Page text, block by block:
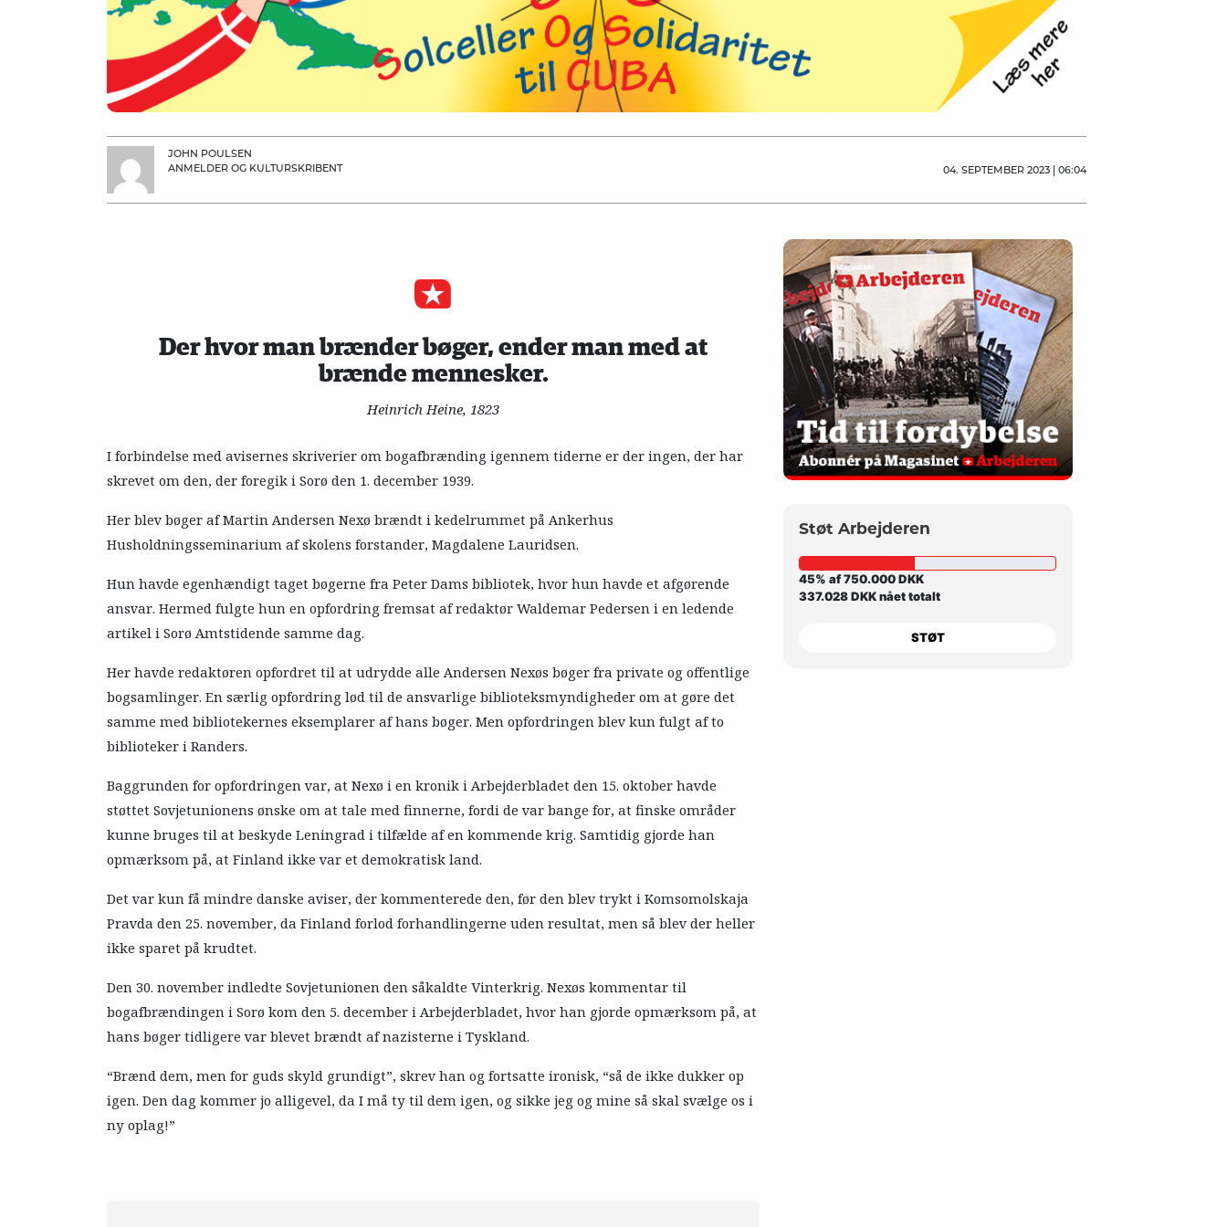
JOHN POULSEN
ANMELDER OG KULTURSKRIBENT
04. SEPTEMBER 2023 | 06:04
Der hvor man brænder bøger, ender man med at
brænde mennesker.
Heinrich Heine, 1823
I forbindelse med avisernes skriverier om bogafbrænding igennem tiderne er der ingen, der har
skrevet om den, der foregik i Sorø den 1. december 1939.
Her blev bøger af Martin Andersen Nexø brændt i kedelrummet på Ankerhus
Husholdningsseminarium af skolens forstander, Magdalene Lauridsen.
Hun havde egenhændigt taget bøgerne fra Peter Dams bibliotek, hvor hun havde et afgørende
ansvar. Hermed fulgte hun en opfordring fremsat af redaktør Waldemar Pedersen i en ledende
artikel i Sorø Amtstidende samme dag.
Her havde redaktøren opfordret til at udrydde alle Andersen Nexøs bøger fra private og offentlige
bogsamlinger. En særlig opfordring lød til de ansvarlige biblioteksmyndigheder om at gøre det
samme med bibliotekernes eksemplarer af hans bøger. Men opfordringen blev kun fulgt af to
biblioteker i Randers.
Baggrunden for opfordringen var, at Nexø i en kronik i Arbejderbladet den 15. oktober havde
støttet Sovjetunionens ønske om at tale med finnerne, fordi de var bange for, at finske områder
kunne bruges til at beskyde Leningrad i tilfælde af en kommende krig. Samtidig gjorde han
opmærksom på, at Finland ikke var et demokratisk land.
Det var kun få mindre danske aviser, der kommenterede den, før den blev trykt i Komsomolskaja
Pravda den 25. november, da Finland forlod forhandlingerne uden resultat, men så blev der heller
ikke sparet på krudtet.
Den 30. november indledte Sovjetunionen den såkaldte Vinterkrig. Nexøs kommentar til
bogafbrændingen i Sorø kom den 5. december i Arbejderbladet, hvor han gjorde opmærksom på, at
hans bøger tidligere var blevet brændt af nazisterne i Tyskland.
“Brænd dem, men for guds skyld grundigt”, skrev han og fortsatte ironisk, “så de ikke dukker op
igen. Den dag kommer jo alligevel, da I må ty til dem igen, og sikke jeg og mine så skal svælge os i
ny oplag!”
Støt Arbejderen
45% af 750.000 DKK
337.028 DKK nået totalt
STØT